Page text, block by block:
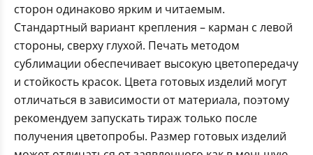
сторон одинаково ярким и читаемым.
Стандартный вариант крепления – карман с левой
стороны, сверху глухой. Печать методом
сублимации обеспечивает высокую цветопередачу
и стойкость красок. Цвета готовых изделий могут
отличаться в зависимости от материала, поэтому
рекомендуем запускать тираж только после
получения цветопробы. Размер готовых изделий